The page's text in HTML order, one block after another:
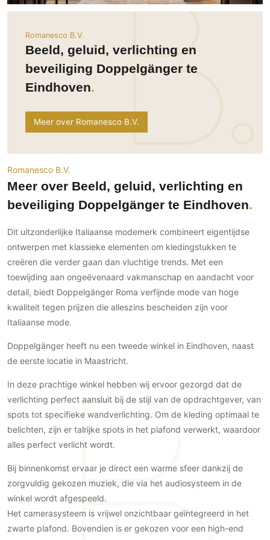
Woondecoratie
Inrichting
Roomdividers
Bedden
Meubels
Verlichting
Haarden
Trappen
Keuken
Keukens
Keukenapparatuur
Keukenbladen
Keukenaccessoires
Keukenkranen
Ramen en deuren
Binnendeuren
Aluminium deuren
Houten deuren
Stalen deuren
Systeemwanden
Deurbeslag
Raambeslag
Meubelbeslag
Vloer
Vloeren
Beton Ciré vloeren
Ramen
Deursystemen
Glazen wandsystemen
Vouwwanden
Garagedeuren
Zonwering
Overig
Autolift
Gevel
Gevelbekleding
Gevelstenen
Houten gevelbekleding
Stucwerk
Schilderwerk buiten
Tuinmeubelen
Omheining
Hekwerken en poorten
Zwembad en zwemvijver
Vloer
Buitenvloeren
Houten buitenvloeren
buitenvloeren
Vlonders
Zonwering
Zonwering buiten
Kinderkamer
Slaapkamer
Thuisbioscoop
Werkkamer
Wijnkelder
Bijgebouw / Poolhouse
Tuin
Villa
Zwembad
Zakelijk
Romanesco B.V.
Beeld, geluid, verlichting en
beveiliging Doppelgänger te
Eindhoven
Meer over Romanesco B.V.
Romanesco B.V.
Meer over Beeld, geluid, verlichting en
beveiliging Doppelgänger te Eindhoven
Dit uitzonderlijke Italiaanse modemerk combineert eigentijdse
ontwerpen met klassieke elementen om kledingstukken te
creëren die verder gaan dan vluchtige trends. Met een
toewijding aan ongeëvenaard vakmanschap en aandacht voor
detail, biedt Doppelgänger Roma verfijnde mode van hoge
kwaliteit tegen prijzen die alleszins bescheiden zijn voor
Italiaanse mode.
Doppelgänger heeft nu een tweede winkel in Eindhoven, naast
de eerste locatie in Maastricht.
In deze prachtige winkel hebben wij ervoor gezorgd dat de
verlichting perfect aansluit bij de stijl van de opdrachtgever, van
spots tot specifieke wandverlichting. Om de kleding optimaal te
belichten, zijn er talrijke spots in het plafond verwerkt, waardoor
alles perfect verlicht wordt.
Bij binnenkomst ervaar je direct een warme sfeer dankzij de
zorgvuldig gekozen muziek, die via het audiosysteem in de
winkel wordt afgespeeld.
Het camerasysteem is vrijwel onzichtbaar geïntegreerd in het
zwarte plafond. Bovendien is er gekozen voor een high-end